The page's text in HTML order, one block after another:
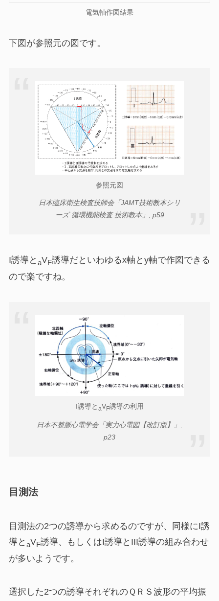
電気軸作図結果
下図が参照元の図です。
参照元図
日本臨床衛生検査技師会「JAMT技術教本シリ
ーズ 循環機能検査 技術教本」, p59
I誘導と aVF誘導だといわゆるx軸とy軸で作図できる
ので楽ですね。
I誘導と aVF誘導の利用
日本不整脈心電学会「実力心電図【改訂版】」,
p23
目測法
目測法の2つの誘導から求めるのですが、同様にI誘
導と aVF誘導、もしくはI誘導とIII誘導の組み合わせ
が多いようです。
選択した2つの誘導それぞれのＱＲＳ波形の平均振